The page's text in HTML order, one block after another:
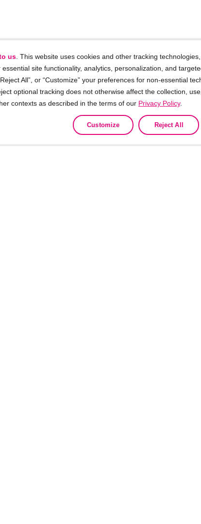
us. This website uses cookies and other tracking
site functionality, analytics, personalization, and
All”, or “Customize” your preferences for non-essential
optional tracking does not otherwise affect the collection,
contexts as described in the terms of our Privacy Policy.
Reject All
Customize